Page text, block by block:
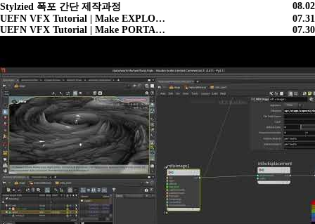
08.02
Stylzied 폭포 간단 제작과정
07.31
UEFN VFX Tutorial | Make EXPLO…
07.30
UEFN VFX Tutorial | Make PORTA…